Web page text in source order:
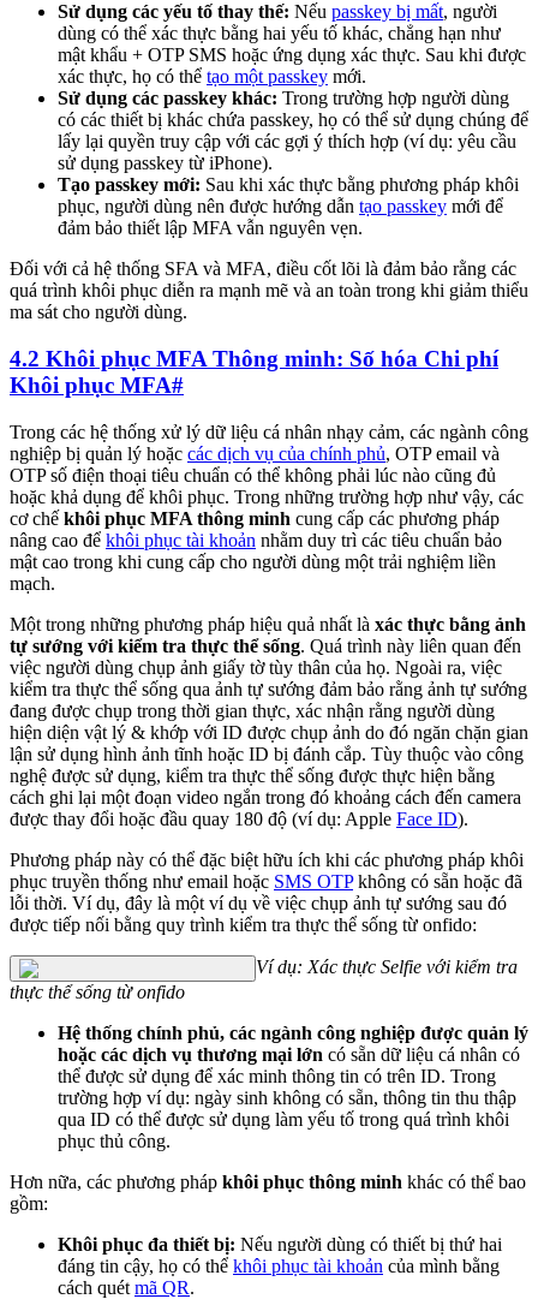
Sử dụng các yếu tố thay thế: Nếu passkey bị mất, người
dùng có thể xác thực bằng hai yếu tố khác, chẳng hạn như
mật khẩu + OTP SMS hoặc ứng dụng xác thực. Sau khi được
xác thực, họ có thể tạo một passkey mới.
Sử dụng các passkey khác: Trong trường hợp người dùng
có các thiết bị khác chứa passkey, họ có thể sử dụng chúng để
lấy lại quyền truy cập với các gợi ý thích hợp (ví dụ: yêu cầu
sử dụng passkey từ iPhone).
Tạo passkey mới: Sau khi xác thực bằng phương pháp khôi
phục, người dùng nên được hướng dẫn tạo passkey mới để
đảm bảo thiết lập MFA vẫn nguyên vẹn.
Đối với cả hệ thống SFA và MFA, điều cốt lõi là đảm bảo rằng các
quá trình khôi phục diễn ra mạnh mẽ và an toàn trong khi giảm thiểu
ma sát cho người dùng.
4.2 Khôi phục MFA Thông minh: Số hóa Chi phí
Khôi phục MFA#
Trong các hệ thống xử lý dữ liệu cá nhân nhạy cảm, các ngành công
nghiệp bị quản lý hoặc các dịch vụ của chính phủ, OTP email và
OTP số điện thoại tiêu chuẩn có thể không phải lúc nào cũng đủ
hoặc khả dụng để khôi phục. Trong những trường hợp như vậy, các
cơ chế khôi phục MFA thông minh cung cấp các phương pháp
nâng cao để khôi phục tài khoản nhằm duy trì các tiêu chuẩn bảo
mật cao trong khi cung cấp cho người dùng một trải nghiệm liền
mạch.
Một trong những phương pháp hiệu quả nhất là xác thực bằng ảnh
tự sướng với kiểm tra thực thể sống. Quá trình này liên quan đến
việc người dùng chụp ảnh giấy tờ tùy thân của họ. Ngoài ra, việc
kiểm tra thực thể sống qua ảnh tự sướng đảm bảo rằng ảnh tự sướng
đang được chụp trong thời gian thực, xác nhận rằng người dùng
hiện diện vật lý & khớp với ID được chụp ảnh do đó ngăn chặn gian
lận sử dụng hình ảnh tĩnh hoặc ID bị đánh cắp. Tùy thuộc vào công
nghệ được sử dụng, kiểm tra thực thể sống được thực hiện bằng
cách ghi lại một đoạn video ngắn trong đó khoảng cách đến camera
được thay đổi hoặc đầu quay 180 độ (ví dụ: Apple Face ID).
Phương pháp này có thể đặc biệt hữu ích khi các phương pháp khôi
phục truyền thống như email hoặc SMS OTPkhông có sẵn hoặc đã
lỗi thời. Ví dụ, đây là một ví dụ về việc chụp ảnh tự sướng sau đó
được tiếp nối bằng quy trình kiểm tra thực thể sống từ onfido:
Ví dụ: Xác thực Selfie với kiểm tra
thực thể sống từ onfido
Hệ thống chính phủ, các ngành công nghiệp được quản lý
hoặc các dịch vụ thương mại lớn có sẵn dữ liệu cá nhân có
thể được sử dụng để xác minh thông tin có trên ID. Trong
trường hợp ví dụ: ngày sinh không có sẵn, thông tin thu thập
qua ID có thể được sử dụng làm yếu tố trong quá trình khôi
phục thủ công.
Hơn nữa, các phương pháp khôi phục thông minh khác có thể bao
gồm:
Khôi phục đa thiết bị: Nếu người dùng có thiết bị thứ hai
đáng tin cậy, họ có thể khôi phục tài khoản của mình bằng
cách quét mã QR.